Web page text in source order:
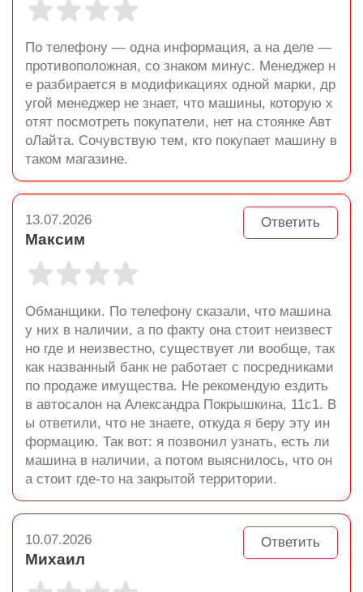
По телефону — одна информация, а на деле —
противоположная, со знаком минус. Менеджер н
е разбирается в модификациях одной марки, др
угой менеджер не знает, что машины, которую х
отят посмотреть покупатели, нет на стоянке Авт
оЛайта. Сочувствую тем, кто покупает машину в
таком магазине.
Ответить
13.07.2026
Максим
Обманщики. По телефону сказали, что машина
у них в наличии, а по факту она стоит неизвест
но где и неизвестно, существует ли вообще, так
как названный банк не работает с посредниками
по продаже имущества. Не рекомендую ездить
в автосалон на Александра Покрышкина, 11с1. В
ы ответили, что не знаете, откуда я беру эту ин
формацию. Так вот: я позвонил узнать, есть ли
машина в наличии, а потом выяснилось, что он
а стоит где-то на закрытой территории.
Ответить
10.07.2026
Михаил